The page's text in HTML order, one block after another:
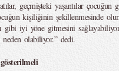
geçmişteki yaşantılar çocuğun
kişiliğinin şekillenmesinde
gibi iyi yöne gitmesini
neden olabiliyor.” dedi.